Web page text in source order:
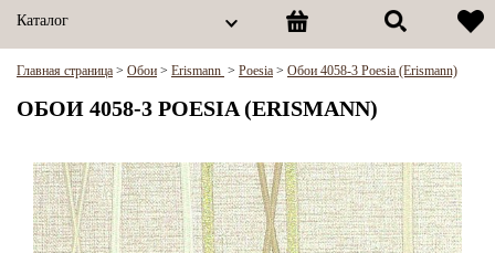
Каталог
Главная страница > Обои > Erismann > Poesia > Обои 4058-3 Poesia (Erismann)
ОБОИ 4058-3 POESIA (ERISMANN)